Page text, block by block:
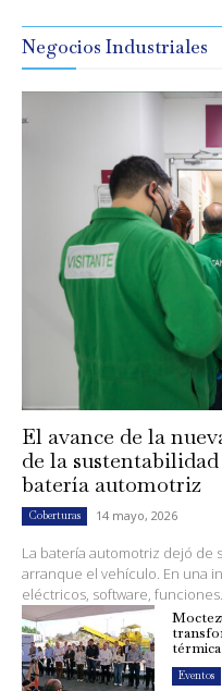
Negocios Industriales
El avance de la
de la
batería automotriz
Coberturas 14 mayo, 2026
La batería automotriz dejó de
arranque el vehículo. En una
eléctricos, software,
Eventos